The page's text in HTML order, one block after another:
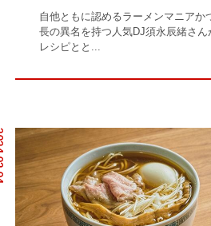
自他ともに認めるラーメンマニアか
長の異名を持つ人気DJ須永辰緒さん
レシピとと...